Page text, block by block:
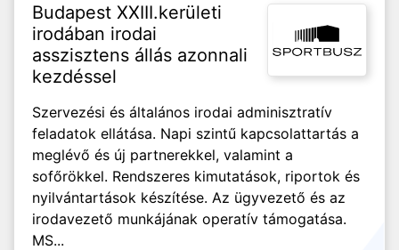
Budapest XXIII.kerületi
irodában irodai
asszisztens állás azonnali
kezdéssel
Szervezési és általános irodai adminisztratív
feladatok ellátása. Napi szintű kapcsolattartás a
meglévő és új partnerekkel, valamint a
sofőrökkel. Rendszeres kimutatások, riportok és
nyilvántartások készítése. Az ügyvezető és az
irodavezető munkájának operatív támogatása.
MS...